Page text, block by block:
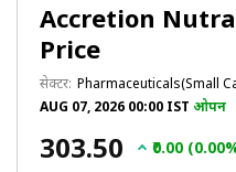
Accretion
Price
सेक्टर: Pharmaceuticals(Small
AUG 07, 2026 00:00 IST ओपन
₹303.50 ₹0.00